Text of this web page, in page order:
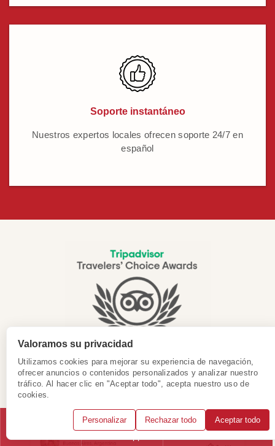
Soporte instantáneo
Nuestros expertos locales ofrecen soporte 24/7 en
español
Valoramos su privacidad
Utilizamos cookies para mejorar su experiencia de navegación,
ofrecer anuncios o contenidos personalizados y analizar nuestro
tráfico. Al hacer clic en "Aceptar todo", acepta nuestro uso de
cookies.
Personalizar Rechazar todo Aceptar todo